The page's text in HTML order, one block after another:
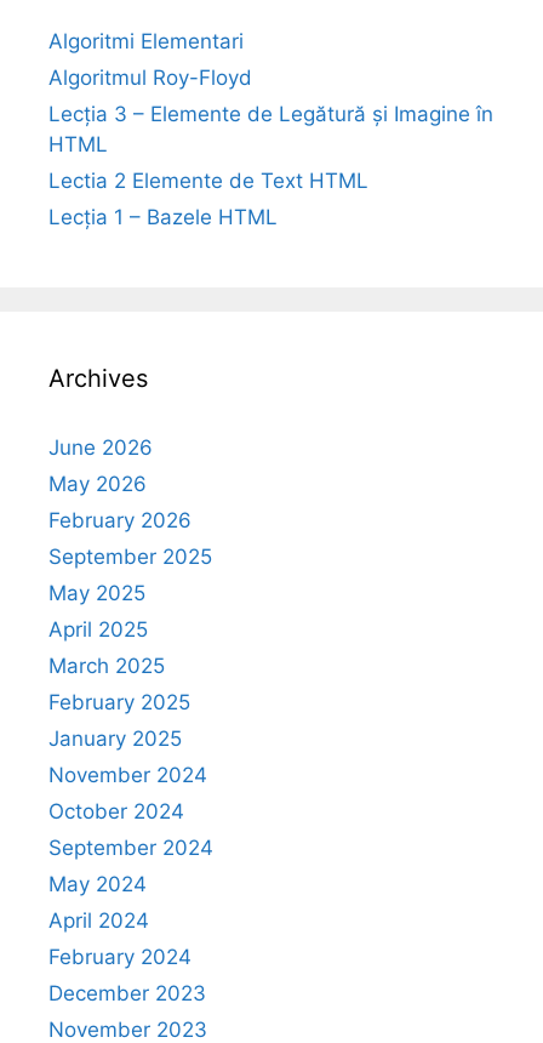
Algoritmi Elementari
Algoritmul Roy-Floyd
Lecția 3 – Elemente de Legătură și Imagine în
HTML
Lectia 2 Elemente de Text HTML
Lecția 1 – Bazele HTML
Archives
June 2026
May 2026
February 2026
September 2025
May 2025
April 2025
March 2025
February 2025
January 2025
November 2024
October 2024
September 2024
May 2024
April 2024
February 2024
December 2023
November 2023